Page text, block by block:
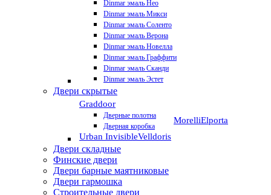
Dinmar эмаль Нео
Dinmar эмаль Микси
Dinmar эмаль Соленто
Dinmar эмаль Верона
Dinmar эмаль Новелла
Dinmar эмаль Граффити
Dinmar эмаль Сканди
Dinmar эмаль Эстет
Двери скрытые
Graddoor
Дверные полотна
Дверная коробка
Urban InvisibleVelldoris
MorelliElporta
Двери складные
Финские двери
Двери барные маятниковые
Двери гармошка
Строительные двери